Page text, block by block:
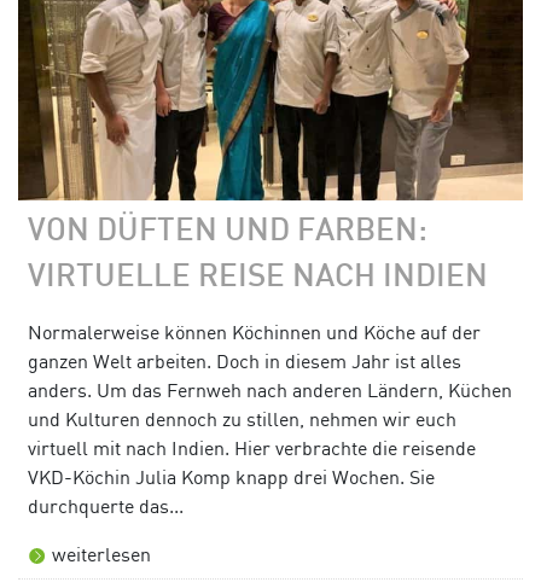
VON DÜFTEN UND FARBEN:
VIRTUELLE REISE NACH INDIEN
Normalerweise können Köchinnen und Köche auf der
ganzen Welt arbeiten. Doch in diesem Jahr ist alles
anders. Um das Fernweh nach anderen Ländern, Küchen
und Kulturen dennoch zu stillen, nehmen wir euch
virtuell mit nach Indien. Hier verbrachte die reisende
VKD-Köchin Julia Komp knapp drei Wochen. Sie
durchquerte das...
weiterlesen